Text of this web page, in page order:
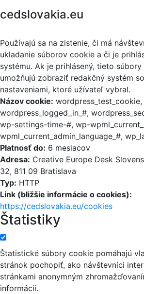
cedslovakia.eu
Používajú sa na zistenie, či má
ukladanie súborov cookie a či je
systému. Ak je prihlásený, tieto
umožňujú zobraziť redakčný systém
nastaveniami, ktoré užívateľ vybral.
Názov cookie: wordpress_test_cookie,
wordpress_logged_in_#,
wp-settings-time-#, wp-
wpml_current_admin_language_#,
Platnosť do: 6 mesiacov
Adresa: Creative Europe Desk
32, 811 09 Bratislava
Typ: HTTP
Link (bližšie informácie o cookies):
https://cedslovakia.eu/cookies
Štatistiky
Štatistické súbory cookie pomáhajú
stránok pochopiť, ako návštevníci
stránkami anonymným
informácií.